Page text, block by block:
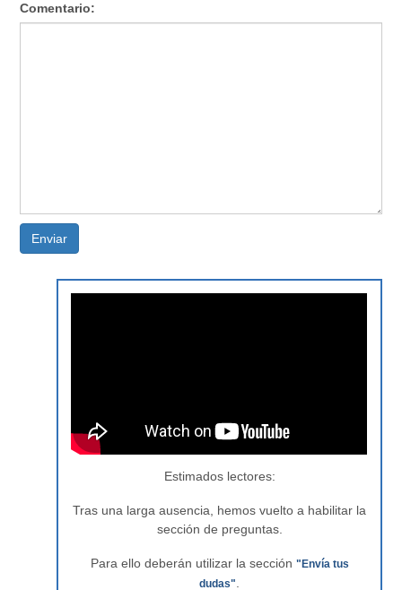
Comentario:
Enviar
Estimados lectores:
Tras una larga ausencia, hemos vuelto a habilitar la
sección de preguntas.
Para ello deberán utilizar la sección "Envía tus
dudas"